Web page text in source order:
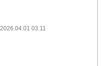
2026.04.01 03:11